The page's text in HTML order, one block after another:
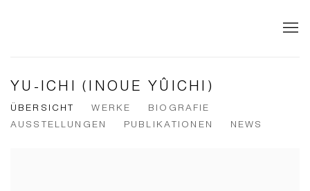
YU-ICHI (INOUE YÛICHI)
ÜBERSICHT WERKE
BIOGRAFIE
AUSSTELLUNGEN
PUBLIKATIONEN NEWS